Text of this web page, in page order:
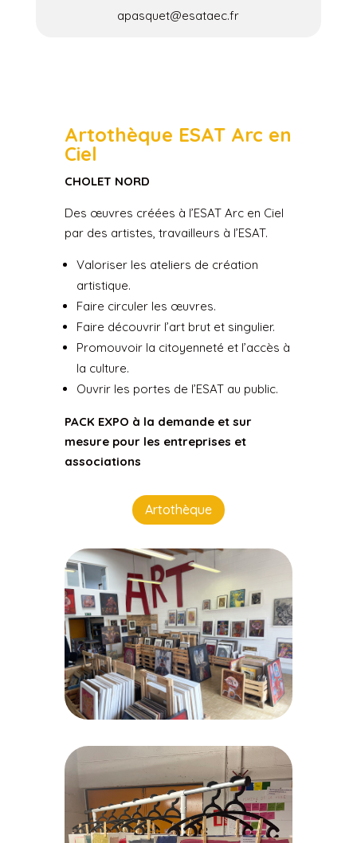
apasquet@esataec.fr
Artothèque ESAT Arc en
Ciel
CHOLET NORD
Des œuvres créées à l’ESAT Arc en Ciel
par des artistes, travailleurs à l’ESAT.
Valoriser les ateliers de création
artistique.
Faire circuler les œuvres.
Faire découvrir l’art brut et singulier.
Promouvoir la citoyenneté et l’accès à
la culture.
Ouvrir les portes de l’ESAT au public.
PACK EXPO à la demande et sur
mesure pour les entreprises et
associations
Artothèque